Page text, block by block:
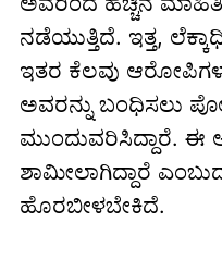
ನಡೆಯುತ್ತಿದೆ. ಇತ್ತ,
ಇತರ ಕೆಲವು
ಅವರನ್ನು ಬಂಧಿಸಲು
ಮುಂದುವರಿಸಿದ್ದಾರೆ. ಈ
ಶಾಮೀಲಾಗಿದ್ದಾರೆ
ಹೊರಬೀಳಬೇಕಿದೆ.